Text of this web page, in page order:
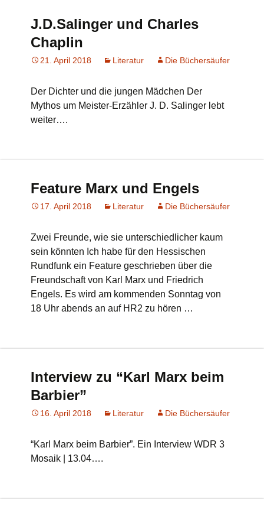
J.D.Salinger und Charles
Chaplin
21. April 2018 Literatur Die Büchersäufer
Der Dichter und die jungen Mädchen Der
Mythos um Meister-Erzähler J. D. Salinger lebt
weiter….
Feature Marx und Engels
17. April 2018 Literatur Die Büchersäufer
Zwei Freunde, wie sie unterschiedlicher kaum
sein könnten Ich habe für den Hessischen
Rundfunk ein Feature geschrieben über die
Freundschaft von Karl Marx und Friedrich
Engels. Es wird am kommenden Sonntag von
18 Uhr abends an auf HR2 zu hören …
Interview zu “Karl Marx beim
Barbier”
16. April 2018 Literatur Die Büchersäufer
“Karl Marx beim Barbier”. Ein Interview WDR 3
Mosaik | 13.04….